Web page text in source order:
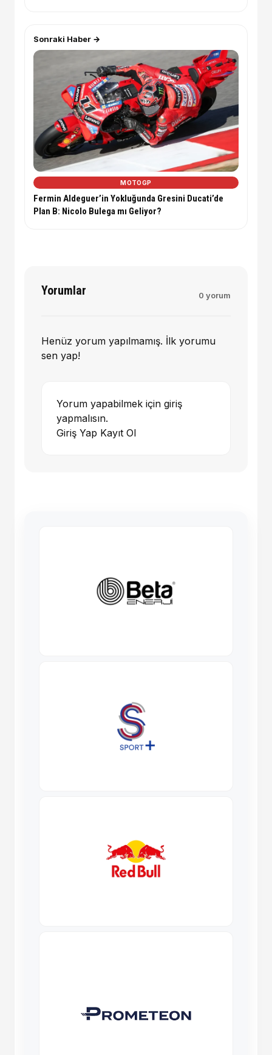
Sonraki Haber →
MOTOGP
Fermin Aldeguer’in Yokluğunda Gresini Ducati’de
Plan B: Nicolo Bulega mı Geliyor?
Yorumlar 0 yorum
Henüz yorum yapılmamış. İlk yorumu
sen yap!
Yorum yapabilmek için giriş
yapmalısın.
Giriş Yap Kayıt Ol